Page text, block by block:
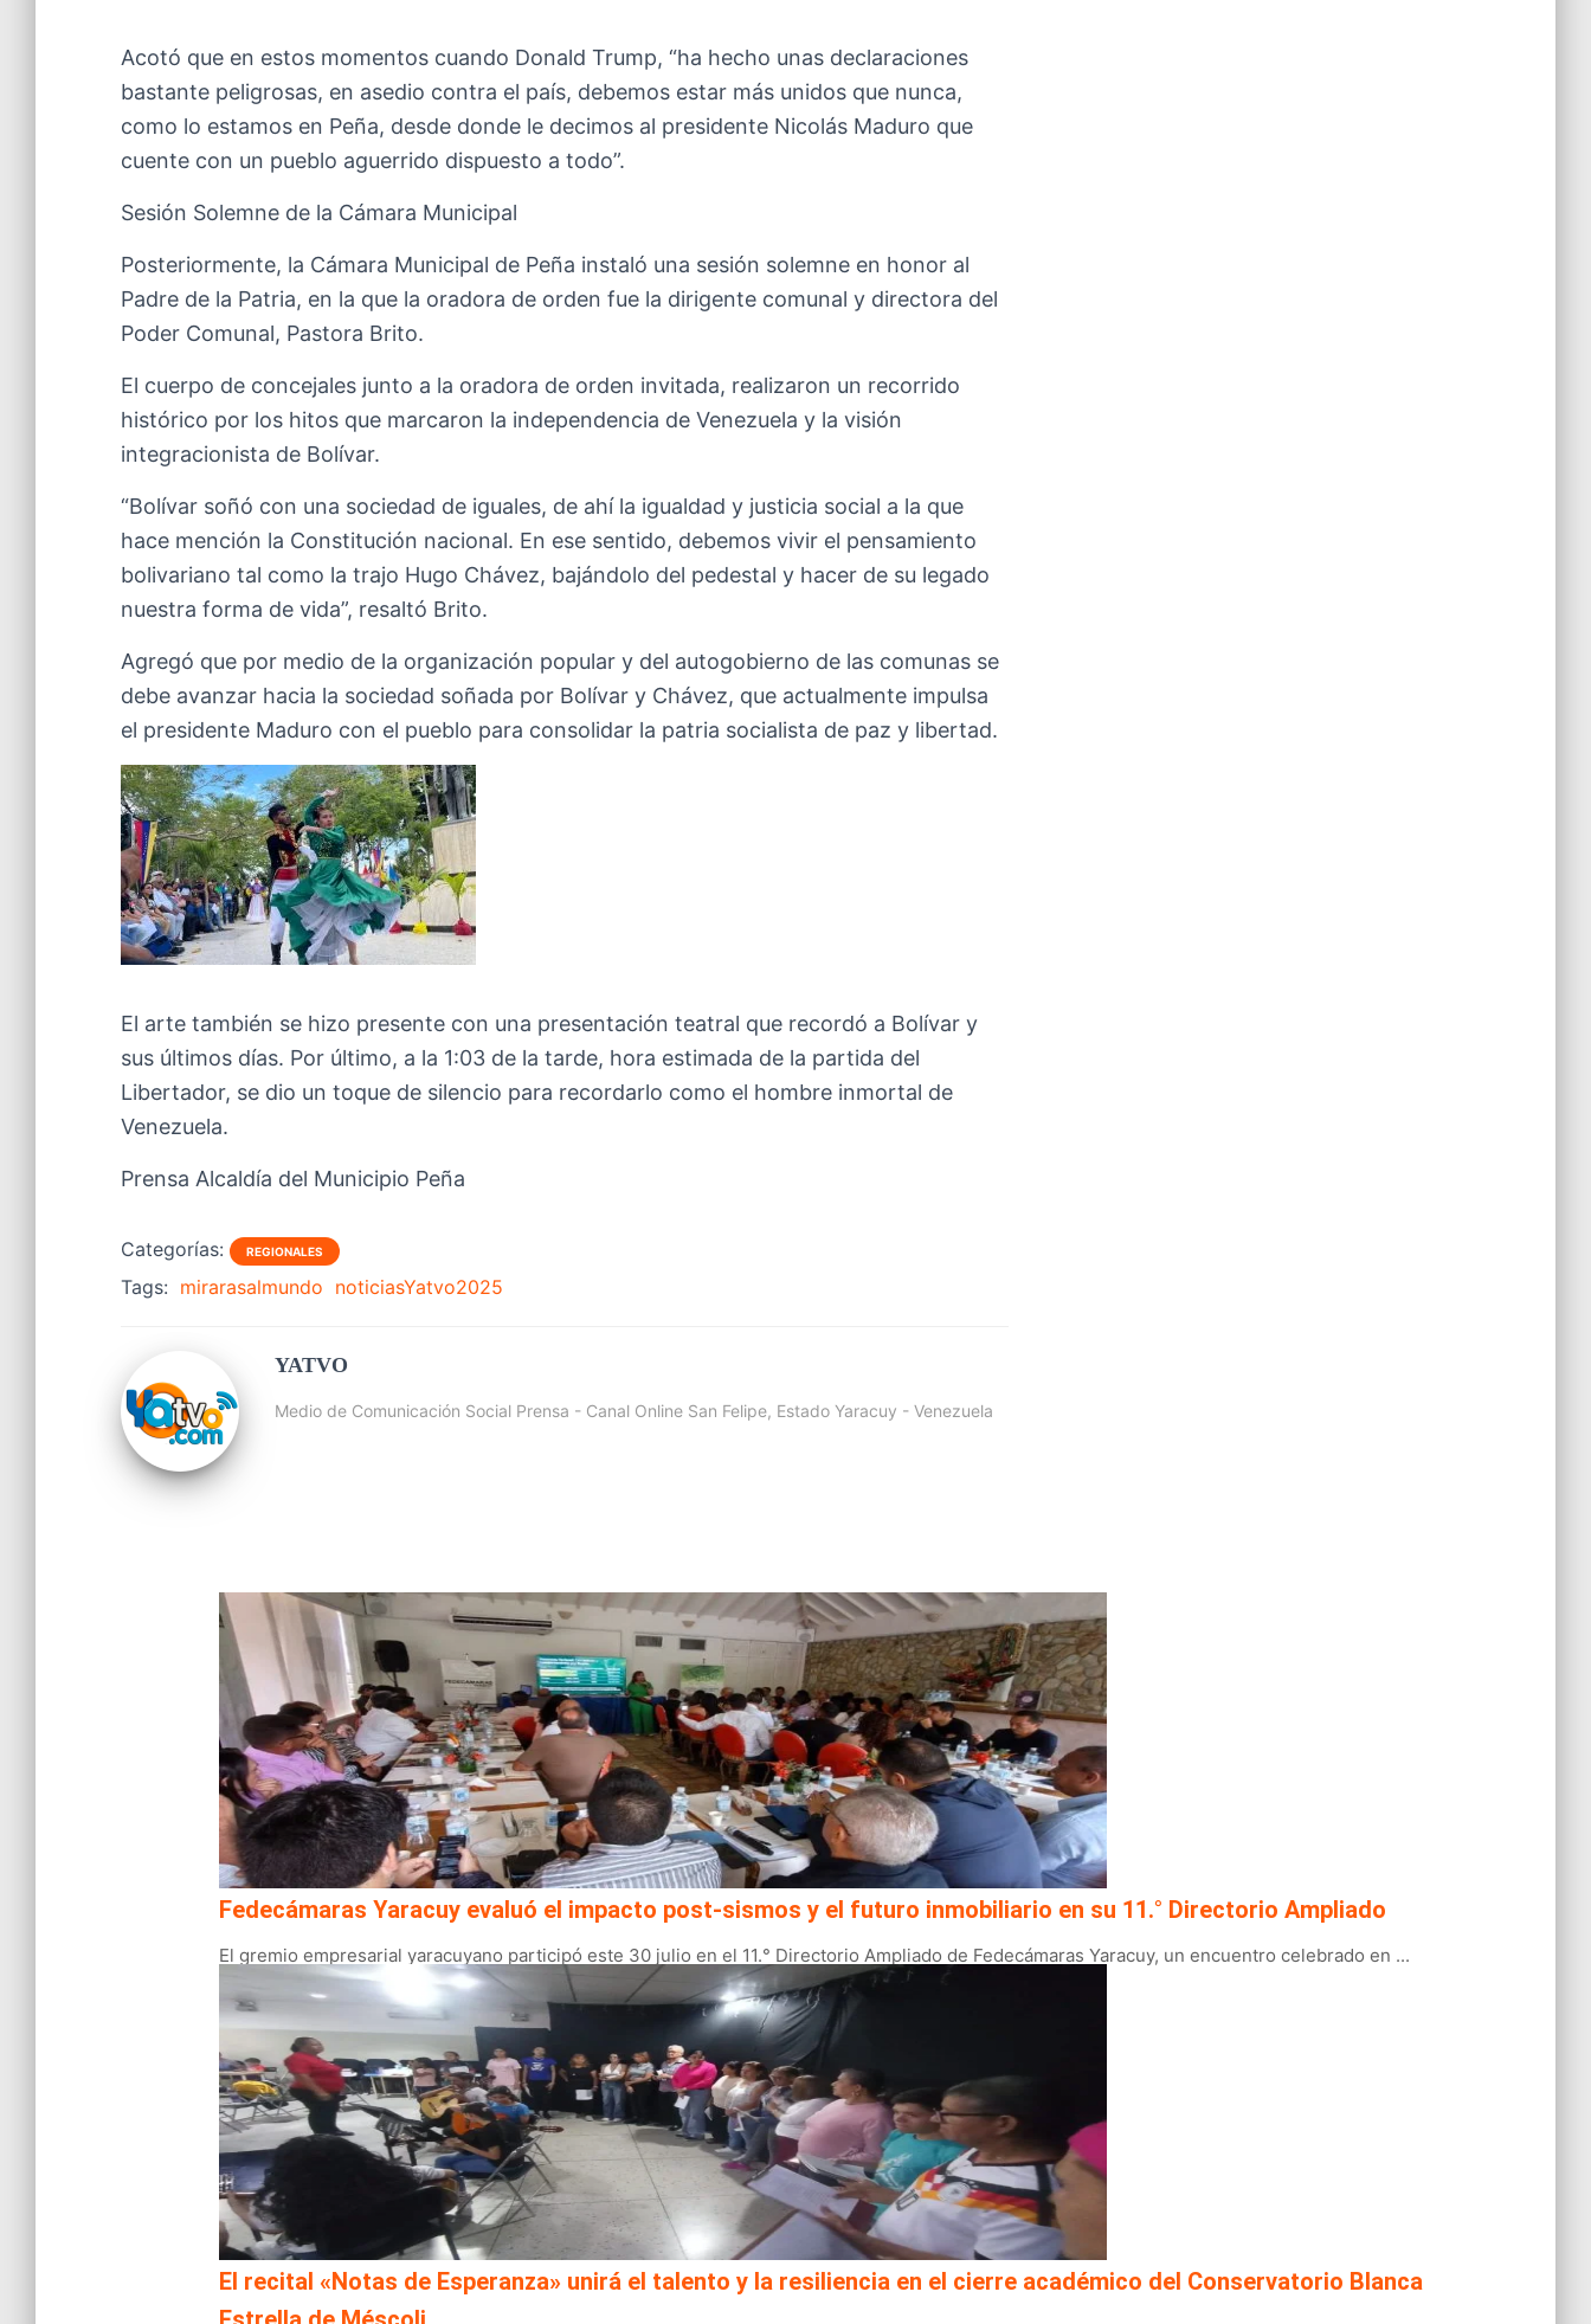
Acotó que en estos momentos cuando Donald Trump, “ha hecho unas declaraciones
bastante peligrosas, en asedio contra el país, debemos estar más unidos que nunca,
como lo estamos en Peña, desde donde le decimos al presidente Nicolás Maduro que
cuente con un pueblo aguerrido dispuesto a todo”.
Sesión Solemne de la Cámara Municipal
Posteriormente, la Cámara Municipal de Peña instaló una sesión solemne en honor al
Padre de la Patria, en la que la oradora de orden fue la dirigente comunal y directora del
Poder Comunal, Pastora Brito.
El cuerpo de concejales junto a la oradora de orden invitada, realizaron un recorrido
histórico por los hitos que marcaron la independencia de Venezuela y la visión
integracionista de Bolívar.
“Bolívar soñó con una sociedad de iguales, de ahí la igualdad y justicia social a la que
hace mención la Constitución nacional. En ese sentido, debemos vivir el pensamiento
bolivariano tal como la trajo Hugo Chávez, bajándolo del pedestal y hacer de su legado
nuestra forma de vida”, resaltó Brito.
Agregó que por medio de la organización popular y del autogobierno de las comunas se
debe avanzar hacia la sociedad soñada por Bolívar y Chávez, que actualmente impulsa
el presidente Maduro con el pueblo para consolidar la patria socialista de paz y libertad.
El arte también se hizo presente con una presentación teatral que recordó a Bolívar y
sus últimos días. Por último, a la 1:03 de la tarde, hora estimada de la partida del
Libertador, se dio un toque de silencio para recordarlo como el hombre inmortal de
Venezuela.
Prensa Alcaldía del Municipio Peña
Categorías: REGIONALES
Tags: mirarasalmundo noticiasYatvo2025
YATVO
Medio de Comunicación Social Prensa - Canal Online San Felipe, Estado Yaracuy - Venezuela
Fedecámaras Yaracuy evaluó el impacto post-sismos y el futuro inmobiliario en su 11.° Directorio Ampliado
El gremio empresarial yaracuyano participó este 30 julio en el 11.° Directorio Ampliado de Fedecámaras Yaracuy, un encuentro celebrado en ...
El recital «Notas de Esperanza» unirá el talento y la resiliencia en el cierre académico del Conservatorio Blanca